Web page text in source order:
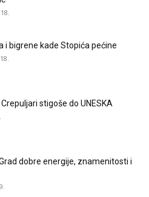
i bigrene kade Stopića pećine
Crepuljari stigoše do UNESKA
dobre energije, znamenitosti i